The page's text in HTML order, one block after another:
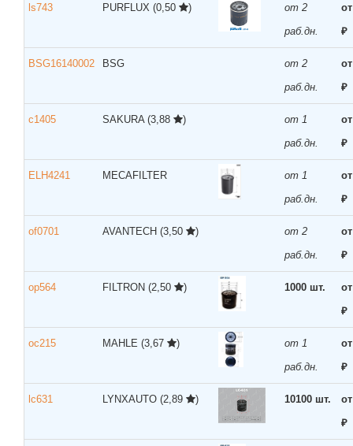
ls743 PURFLUX (0,50 )
от 2
раб.дн.
₽
BSG16140002 BSG
от 2
раб.дн.
₽
c1405 SAKURA (3,88 )
от 1
раб.дн.
₽
ELH4241 MECAFILTER
от 1
раб.дн.
₽
of0701 AVANTECH (3,50 )
от 2
раб.дн.
₽
op564 FILTRON (2,50 ) 1000 шт.
₽
oc215 MAHLE (3,67 )
от 1
раб.дн.
₽
lc631 LYNXAUTO (2,89 ) 10100 шт.
₽